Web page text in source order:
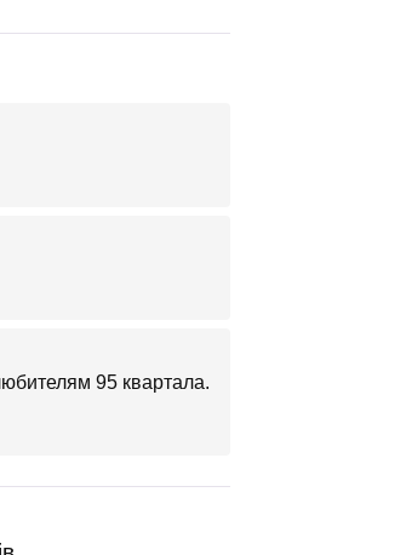
95 квартала.